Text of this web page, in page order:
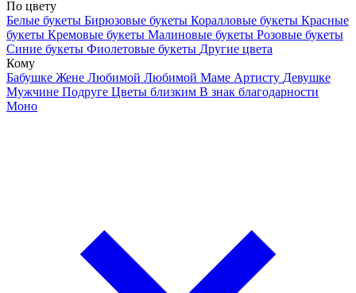
По цвету
Белые букеты Бирюзовые букеты Коралловые букеты Красные
букеты Кремовые букеты Малиновые букеты Розовые букеты
Синие букеты Фиолетовые букеты Другие цвета
Кому
Бабушке Жене Любимой Любимой Маме Артисту Девушке
Мужчине Подруге Цветы близким В знак благодарности
Моно